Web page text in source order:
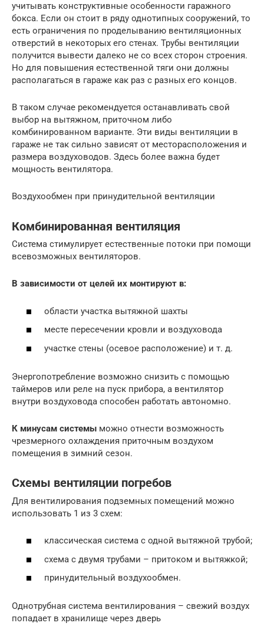
учитывать конструктивные особенности гаражного
бокса. Если он стоит в ряду однотипных сооружений, то
есть ограничения по проделыванию вентиляционных
отверстий в некоторых его стенах. Трубы вентиляции
получится вывести далеко не со всех сторон строения.
Но для повышения естественной тяги они должны
располагаться в гараже как раз с разных его концов.
В таком случае рекомендуется останавливать свой
выбор на вытяжном, приточном либо
комбинированном варианте. Эти виды вентиляции в
гараже не так сильно зависят от месторасположения и
размера воздуховодов. Здесь более важна будет
мощность вентилятора.
Воздухообмен при принудительной вентиляции
Комбинированная вентиляция
Система стимулирует естественные потоки при помощи
всевозможных вентиляторов.
В зависимости от целей их монтируют в:
области участка вытяжной шахты
месте пересечении кровли и воздуховода
участке стены (осевое расположение) и т. д.
Энергопотребление возможно снизить с помощью
таймеров или реле на пуск прибора, а вентилятор
внутри воздуховода способен работать автономно.
К минусам системы можно отнести возможность
чрезмерного охлаждения приточным воздухом
помещения в зимний сезон.
Схемы вентиляции погребов
Для вентилирования подземных помещений можно
использовать 1 из 3 схем:
классическая система с одной вытяжной трубой;
схема с двумя трубами – притоком и вытяжкой;
принудительный воздухообмен.
Однотрубная система вентилирования – свежий воздух
попадает в хранилище через дверь